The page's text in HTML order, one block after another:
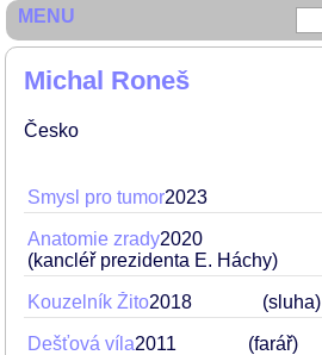
Michal Roneš
Česko
Smysl pro tumor2023
Anatomie zrady2020
(kancléř prezidenta E. Háchy)
Kouzelník Žito2018 (sluha)
Dešťová víla2011 (farář)
MENU